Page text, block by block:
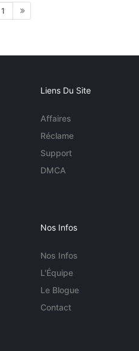
1
Liens Du Site
Affaires
Réclame
Support
DMCA
Nos Infos
Nos Infos
L'Équipe
Le Blogue
Contact